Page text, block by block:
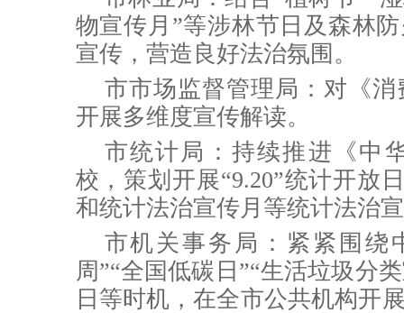
物宣传月”等涉林节日及森林
宣传，营造良好法治氛围。
市市场监督管理局： 对《消
开展多维度宣传解读。
市统计局： 持续推进《中
校，策划开展“9.20”统计开放
和统计法治宣传月等统计法治
市机关事务局： 紧紧 围绕
周”“全国低碳日”“生活垃圾分
日等时机，在全市公共机构开